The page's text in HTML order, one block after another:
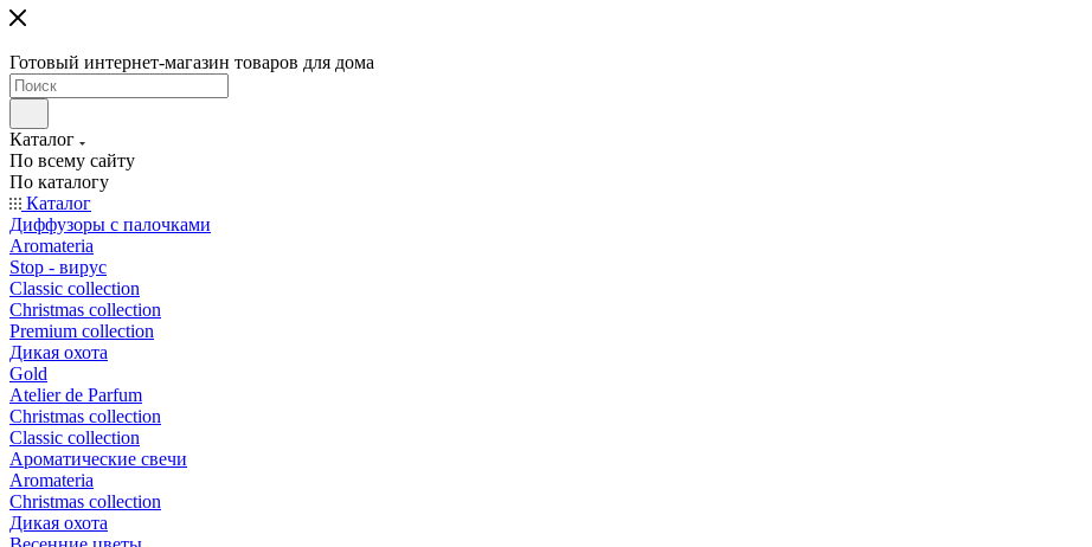
Готовый интернет-магазин товаров для дома
Каталог
По всему сайту
По каталогу
Каталог
Диффузоры с палочками
Aromateria
Stop - вирус
Сlassic collection
Сhristmas collection
Premium collection
Дикая охота
Gold
Atelier de Parfum
Christmas collection
Classic collection
Ароматические свечи
Aromateria
Сhristmas collection
Дикая охота